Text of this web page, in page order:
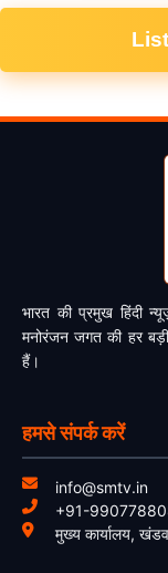
भारत की प्रमुख हिंदी
मनोरंजन जगत की हर
हैं।
हमसे संपर्क करें
info@smtv.in
+91-
मुख्य कार्यालय,